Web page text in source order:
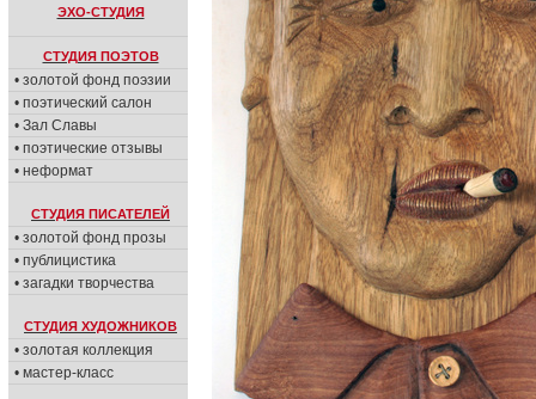
ЭХО-СТУДИЯ
СТУДИЯ ПОЭТОВ
• золотой фонд поэзии
• поэтический салон
• Зал Славы
• поэтические отзывы
• неформат
СТУДИЯ ПИСАТЕЛЕЙ
• золотой фонд прозы
• публицистика
• загадки творчества
СТУДИЯ ХУДОЖНИКОВ
• золотая коллекция
• мастер-класс